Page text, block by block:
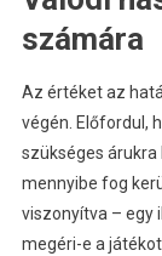
számára
Az értéket az
végén. Előfordul,
szükséges árukra
mennyibe fog
viszonyítva – egy
megéri-e a játékot.